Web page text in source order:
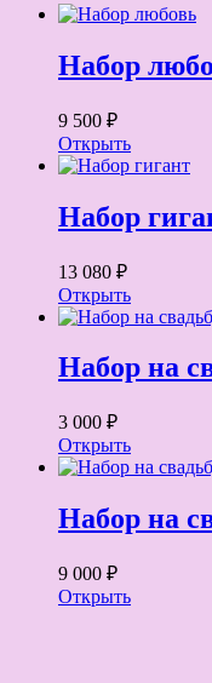
Набор
9 500 ₽
Открыть
Набор
13 080 ₽
Открыть
Набор на
3 000 ₽
Открыть
Набор на
9 000 ₽
Открыть